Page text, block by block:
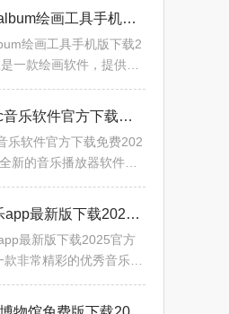
集，还有各种各样的经典
非常受欢迎，国
painting album绘画工具手机版下载2025官方版v2.9.0安卓版
绘画工具手机版下载2
一款绘画软件，提供专
供精彩的优秀绘画工具，
为各位用户们准
WHmusic音乐软件官方下载免费2023版v1.2最新版
乐软件官方下载免费202
新的音乐播放器软件，
获取，发现最佳最精彩的
更多海量音乐免费
eplay音乐app最新版下载2025官方安卓版v1.2.6免费版
最新版下载2025官方
非常精彩的优秀音乐播
乐平台，获得丰富的音乐